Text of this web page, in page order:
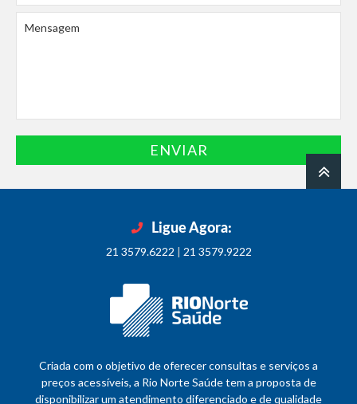
ENVIAR
Ligue Agora:
21 3579.6222 | 21 3579.9222
Criada com o objetivo de oferecer consultas e serviços a
preços acessíveis, a Rio Norte Saúde tem a proposta de
disponibilizar um atendimento diferenciado e de qualidade